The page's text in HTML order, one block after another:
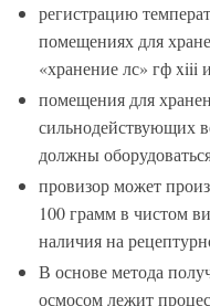
регистрацию
помещениях для
«хранение лс» гф xiii
помещения для
сильнодействующих
должны
провизор может
100 грамм в чистом
наличия на
В основе метода
осмосом лежит